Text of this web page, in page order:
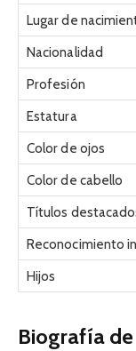
Lugar de
Nacionalidad
Profesión
Estatura
Color de ojos
Color de cabello
Títulos
Reconocimiento
Hijos
Biografía